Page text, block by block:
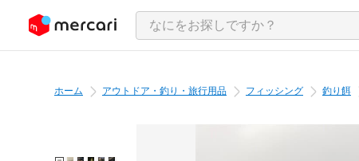
ツにスキップ
ホーム アウトドア・釣り・旅行用品 フィッシング 釣り餌